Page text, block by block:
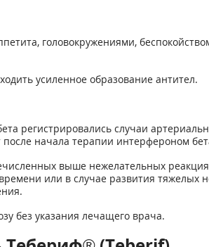
головокружениями,
усиленное образование антител.
регистрировались случаи
после начала терапии интерфероном
выше нежелательных
или в случае развития
без указания лечащего врача.